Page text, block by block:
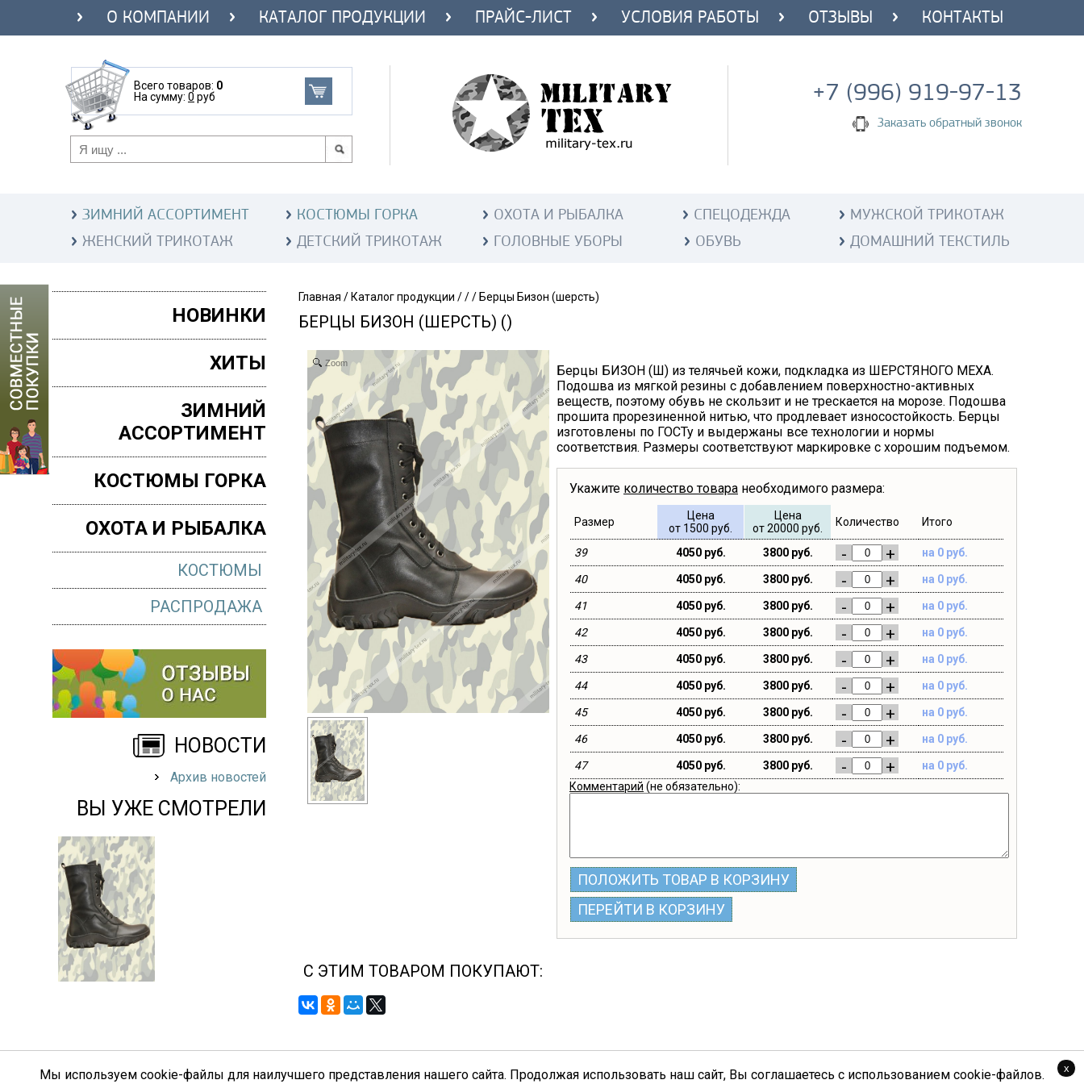
О КОМПАНИИ КАТАЛОГ ПРОДУКЦИИ ПРАЙС-ЛИСТ УСЛОВИЯ РАБОТЫ ОТЗЫВЫ КОНТАКТЫ
Всего товаров: 0
На сумму: 0 руб +7 (996) 919-97-13
Заказать обратный звонок
ЗИМНИЙ АССОРТИМЕНТ КОСТЮМЫ ГОРКА ОХОТА И РЫБАЛКА
СПЕЦОДЕЖДА
ЖЕНСКИЙ ТРИКОТАЖ
ДЕТСКИЙ ТРИКОТАЖ ГОЛОВНЫЕ УБОРЫ ОБУВЬ
МУЖСКОЙ ТРИКОТАЖ
ДОМАШНИЙ ТЕКСТИЛЬ
НОВИНКИ
ХИТЫ
ЗИМНИЙ
АССОРТИМЕНТ
КОСТЮМЫ ГОРКА
ОХОТА И РЫБАЛКА
КОСТЮМЫ
РАСПРОДАЖА
НОВОСТИ
Архив новостей
ВЫ УЖЕ СМОТРЕЛИ
Главная / Каталог продукции /// Берцы Бизон (шерсть)
БЕРЦЫ БИЗОН (ШЕРСТЬ) ()
Zoom
Берцы БИЗОН (Ш) из телячьей кожи, подкладка из ШЕРСТЯНОГО МЕХА.
Подошва из мягкой резины с добавлением поверхностно-активных
веществ, поэтому обувь не скользит и не трескается на морозе. Подошва
прошита прорезиненной нитью, что продлевает износостойкость. Берцы
изготовлены по ГОСТу и выдержаны все технологии и нормы
соответствия. Размеры соответствуют маркировке с хорошим подъемом.
Укажите количество товара необходимого размера:
Размер
Цена
от 1500 руб.
Цена
от 20000 руб.
Количество Итого
39 4050 руб. 3800 руб. - + на 0 руб.
40 4050 руб. 3800 руб. - + на 0 руб.
41 4050 руб. 3800 руб. - + на 0 руб.
42 4050 руб. 3800 руб. - + на 0 руб.
43 4050 руб. 3800 руб. - + на 0 руб.
44 4050 руб. 3800 руб. - + на 0 руб.
45 4050 руб. 3800 руб. - + на 0 руб.
46 4050 руб. 3800 руб. - + на 0 руб.
47 4050 руб. 3800 руб. - +
на 0 руб.
Комментарий (не обязательно):
ПОЛОЖИТЬ ТОВАР В КОРЗИНУ
ПЕРЕЙТИ В КОРЗИНУ
C ЭТИМ ТОВАРОМ ПОКУПАЮТ:
© “Military-Tex”, 2015-2026
Мы используем cookie-файлы для наилучшего представления нашего сайта. Продолжая использовать наш сайт, Вы соглашаетесь с использованием cookie-файлов. x